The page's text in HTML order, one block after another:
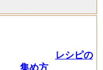
レシピの
集め方